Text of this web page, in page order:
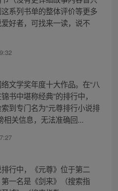
系列书单的整体评价等更多
好者，可找来一读，说不
文学奖年度十大作品。在“八
书中堪称经典”的排行中，
到专门名为“元尊排行小说排
相关信息，无法准确回...
行中，《元尊》位于第二
一名是《剑来》（搜索指